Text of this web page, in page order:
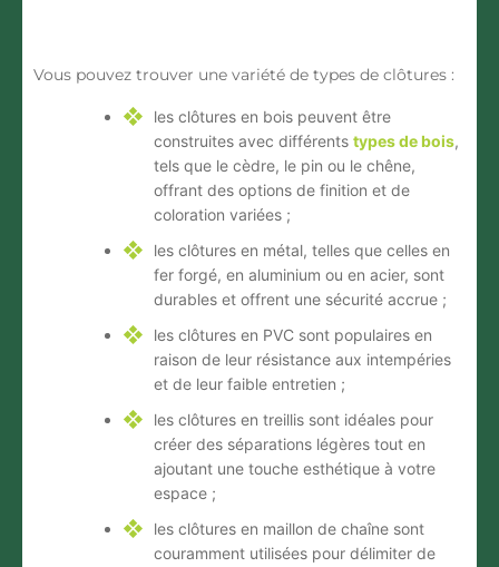
Vous pouvez trouver une variété de types de clôtures :
les clôtures en bois peuvent être
construites avec différents types de bois,
tels que le cèdre, le pin ou le chêne,
offrant des options de finition et de
coloration variées ;
les clôtures en métal, telles que celles en
fer forgé, en aluminium ou en acier, sont
durables et offrent une sécurité accrue ;
les clôtures en PVC sont populaires en
raison de leur résistance aux intempéries
et de leur faible entretien ;
les clôtures en treillis sont idéales pour
créer des séparations légères tout en
ajoutant une touche esthétique à votre
espace ;
les clôtures en maillon de chaîne sont
couramment utilisées pour délimiter de